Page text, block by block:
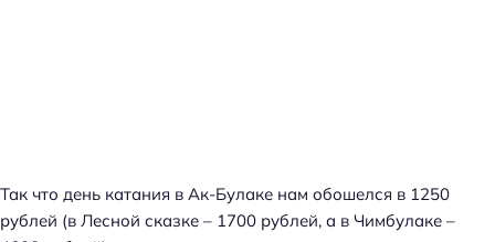
Так что день катания в Ак-Булаке нам обошелся в 1250
рублей (в Лесной сказке – 1700 рублей, а в Чимбулаке –